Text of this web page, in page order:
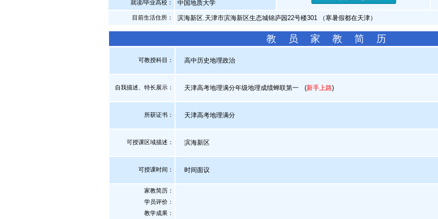
就读/毕业高校： 中国地质大学
目前生活住所： 滨海新区.天津市滨海新区生态城锦庐园22号楼301 （寒暑假都在天津）
教 员 家 教 简 历
可教授科目： 高中历史地理政治
自我描述、特长展示 ： 天津高考地理满分年级地理成绩蝉联第一 (新手上路)
所获证书 ： 天津高考地理满分
可授课区域描述： 滨海新区
可授课时间： 时间面议
家教简历：
学员评价：
教学成果：